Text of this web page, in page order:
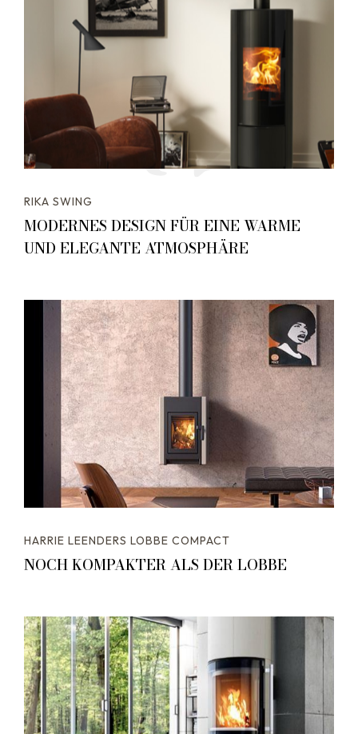
RIKA SWING
MODERNES DESIGN FÜR EINE WARME
UND ELEGANTE ATMOSPHÄRE
HARRIE LEENDERS LOBBE COMPACT
NOCH KOMPAKTER ALS DER LOBBE